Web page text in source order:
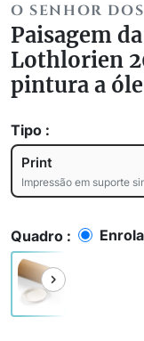
O SENHOR
Paisagem
Lothlorien
pintura a
Tipo :
Print
Impressão em suporte
Quadro :